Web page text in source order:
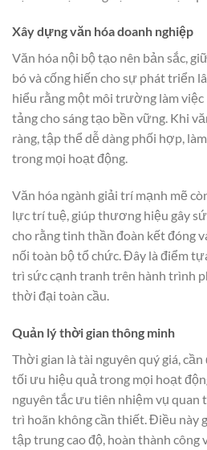
Xây dựng văn hóa doanh nghiệp
Văn hóa nội bộ tạo nên bản sắc,
bó và cống hiến cho sự phát triển
hiểu rằng một môi trường làm việc
tảng cho sáng tạo bền vững. Khi
ràng, tập thể dễ dàng phối hợp,
trong mọi hoạt động.
Văn hóa ngành giải trí mạnh mẽ
lực trí tuệ, giúp thương hiệu gây
cho rằng tinh thần đoàn kết đóng
nối toàn bộ tổ chức. Đây là điểm
trì sức cạnh tranh trên hành trình
thời đại toàn cầu.
Quản lý thời gian thông minh
Thời gian là tài nguyên quý giá,
tối ưu hiệu quả trong mọi hoạt
nguyên tắc ưu tiên nhiệm vụ
trì hoãn không cần thiết. Điều này
tập trung cao độ, hoàn thành công